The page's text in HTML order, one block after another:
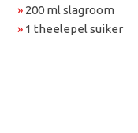
» 200 ml slagroom
» 1 theelepel suiker